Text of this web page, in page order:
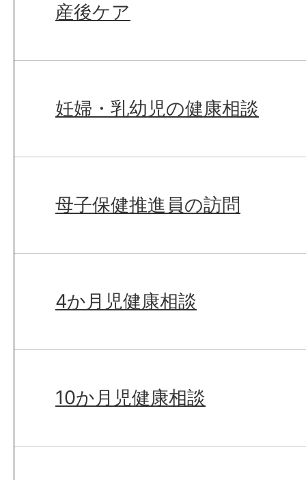
産後ケア
妊婦・乳幼児の健康相談
母子保健推進員の訪問
4か月児健康相談
10か月児健康相談